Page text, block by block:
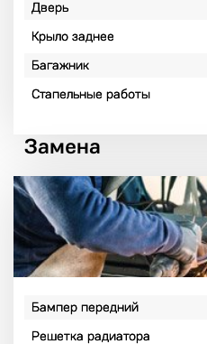
Дверь
Крыло заднее
Багажник
Стапельные работы
Замена
Бампер передний
Решетка радиатора